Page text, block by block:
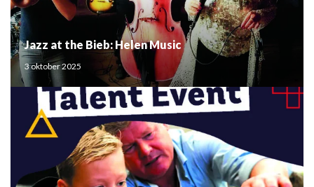
Jazz at the Bieb: Helen Music
3 oktober 2025